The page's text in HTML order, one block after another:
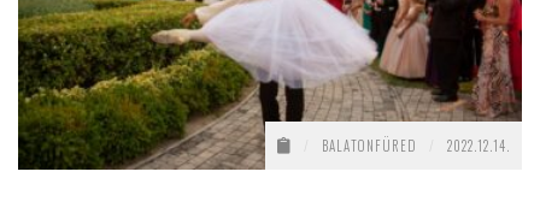
BALATONFÜRED 2022.12.14.